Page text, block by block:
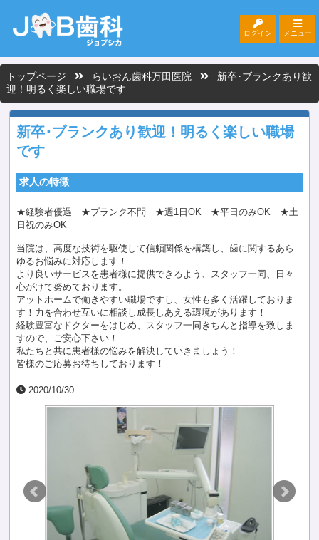
ログイン メニュー
トップページ らいおん歯科万田医院
新卒･ブランクあり歓
迎！明るく楽しい職場です
新卒･ブランクあり歓迎！明るく楽しい職場
です
求人の特徴
★経験者優遇 ★ブランク不問 ★週1日OK ★平日のみOK ★土
日祝のみOK
当院は、高度な技術を駆使して信頼関係を構築し、歯に関するあら
ゆるお悩みに対応します！
より良いサービスを患者様に提供できるよう、スタッフ一同、日々
心がけて努めております。
アットホームで働きやすい職場ですし、女性も多く活躍しておりま
す！力を合わせ互いに相談し成長しあえる環境があります！
経験豊富なドクターをはじめ、スタッフ一同きちんと指導を致しま
すので、ご安心下さい！
私たちと共に患者様の悩みを解決していきましょう！
皆様のご応募お待ちしております！
2020/10/30